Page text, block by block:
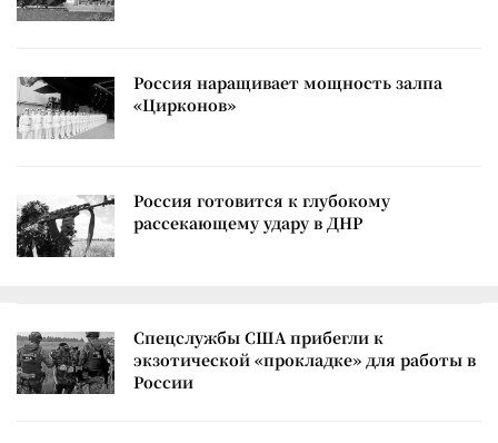
Россия наращивает мощность залпа
«Цирконов»
Россия готовится к глубокому
рассекающему удару в ДНР
Спецслужбы США прибегли к
экзотической «прокладке» для работы в
России